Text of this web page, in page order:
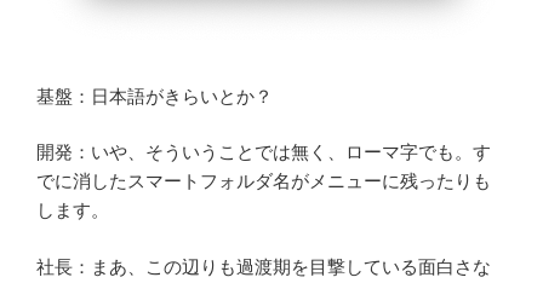
基盤：日本語がきらいとか？
開発：いや、そういうことでは無く、ローマ字でも。す
でに消したスマートフォルダ名がメニューに残ったりも
します。
社長：まあ、この辺りも過渡期を目撃している面白さな